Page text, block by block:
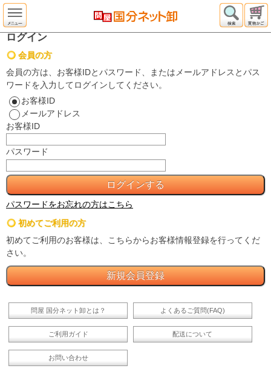
ログイン
会員の方
会員の方は、お客様IDとパスワード、またはメールアドレスとパス
ワードを入力してログインしてください。
お客様ID
メールアドレス
お客様ID
パスワード
パスワードをお忘れの方はこちら
初めてご利用の方
初めてご利用のお客様は、こちらからお客様情報登録を行ってくだ
さい。
問屋 国分ネット卸とは？ よくあるご質問(FAQ)
ご利用ガイド 配送について
お問い合わせ